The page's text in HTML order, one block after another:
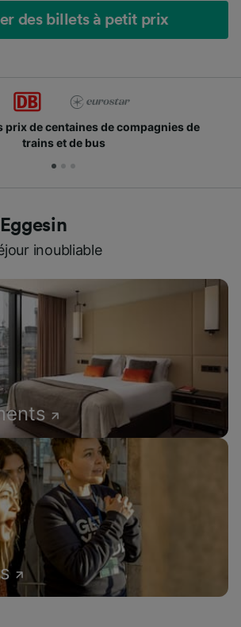
des billets à petit prix
de compagnies de
bus
Des
inoubliable